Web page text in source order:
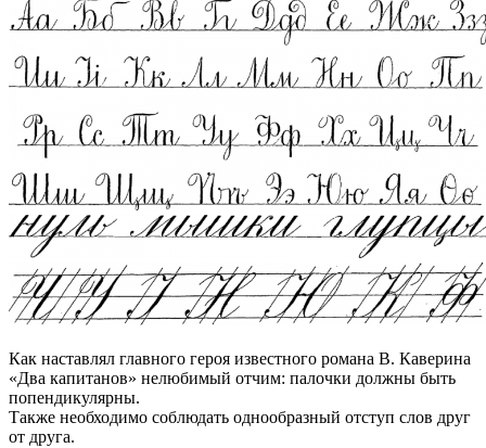
Как наставлял главного героя известного романа В. Каверина
«Два капитанов» нелюбимый отчим: палочки должны быть
попендикулярны.
Также необходимо соблюдать однообразный отступ слов друг
от друга.